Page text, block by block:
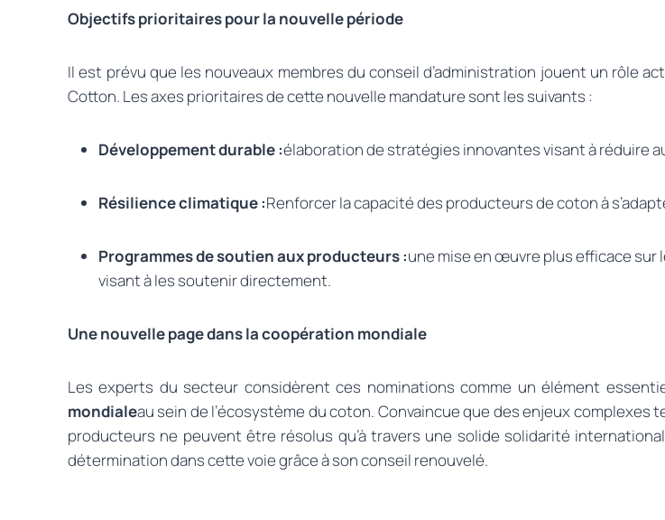
Objectifs prioritaires pour la nouvelle période
Il est prévu que les nouveaux membres du conseil d’administration jouent un rôle
Cotton. Les axes prioritaires de cette nouvelle mandature sont les suivants :
Développement durable :élaboration de stratégies innovantes visant à réduire
Résilience climatique :Renforcer la capacité des producteurs de coton à
Programmes de soutien aux producteurs :une mise en œuvre plus efficace sur
visant à les soutenir directement.
Une nouvelle page dans la coopération mondiale
Les experts du secteur considèrent ces nominations comme un élément
mondialeau sein de l’écosystème du coton. Convaincue que des enjeux
producteurs ne peuvent être résolus qu’à travers une solide solidarité
détermination dans cette voie grâce à son conseil renouvelé.